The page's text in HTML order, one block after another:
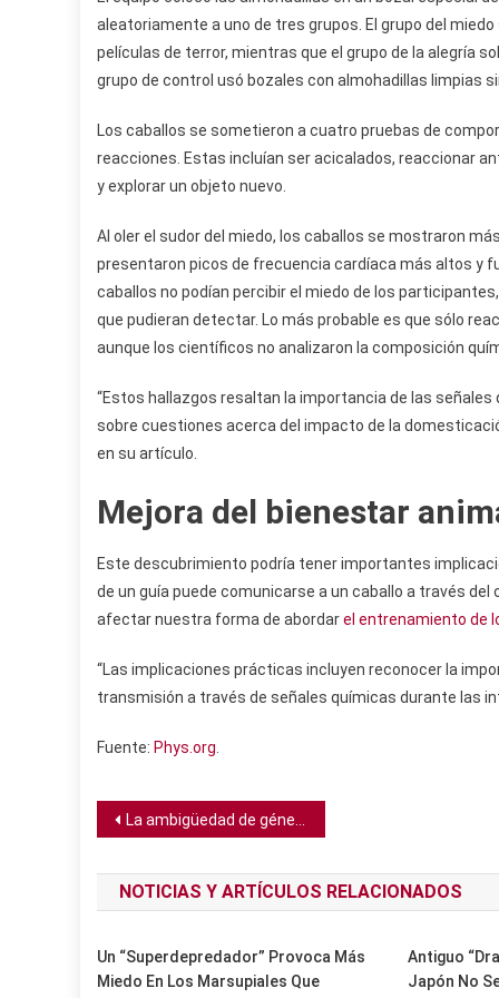
aleatoriamente a uno de tres grupos. El grupo del
películas de terror, mientras que el grupo de la alegría
grupo de control usó bozales con almohadillas limpias
Los caballos se sometieron a cuatro pruebas de
reacciones. Estas incluían ser acicalados, reaccionar
y explorar un objeto nuevo.
Al oler el sudor del miedo, los caballos se mostraron
presentaron picos de frecuencia cardíaca más altos y
caballos no podían percibir el miedo de los
que pudieran detectar. Lo más probable es que sólo
aunque los científicos no analizaron la composición
“Estos hallazgos resaltan la importancia de las
sobre cuestiones acerca del impacto de la
en su artículo.
Mejora del bienestar
Este descubrimiento podría tener importantes
de un guía puede comunicarse a un caballo a través
afectar nuestra forma de abordarel entrenamiento de
“Las implicaciones prácticas incluyen reconocer la
transmisión a través de señales químicas durante las
Fuente: Phys.org
Navegación
de
entradas
La ambigüedad de género era una herramienta de poder hace 4.500 años en Mesopotamia
NOTICIAS Y ARTÍCULOS RELACIONADOS
Un “superdepredador” Provoca Más
Miedo En Los Marsupiales Que
Antiguo
Japón No